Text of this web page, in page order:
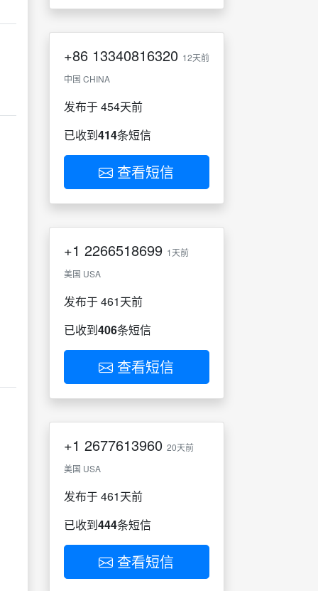
+86 13340816320 12天前
中国 CHINA
发布于 454天前
已收到414条短信
查看短信
+1 2266518699 1天前
美国 USA
发布于 461天前
已收到406条短信
查看短信
+1 2677613960 20天前
美国 USA
发布于 461天前
已收到444条短信
查看短信